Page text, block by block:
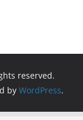
reserved.
by WordPress.